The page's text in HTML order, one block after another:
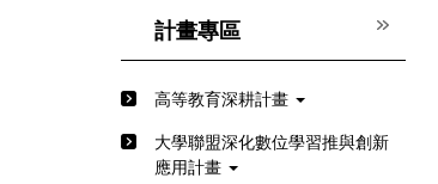
計畫專區
高等教育深耕計畫
⼤學聯盟深化數位學習推與創新
應⽤計畫